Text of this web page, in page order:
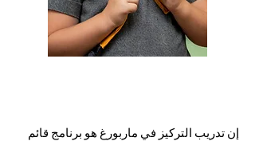
إن تدريب التركيز في ماربورغ هو برنامج قائم